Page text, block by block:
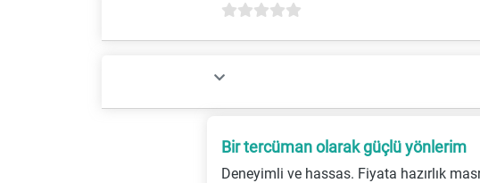
Bir tercüman olarak güçlü yönlerim
Deneyimli ve hassas. Fiyata hazırlık